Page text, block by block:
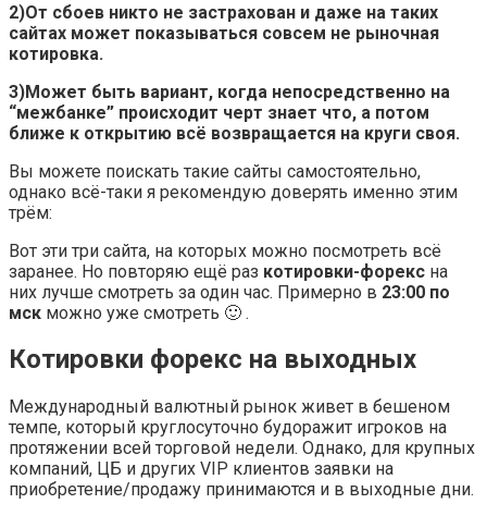
2)От сбоев никто не застрахован и даже на таких
сайтах может показываться совсем не рыночная
котировка.
3)Может быть вариант, когда непосредственно на
“межбанке” происходит черт знает что, а потом
ближе к открытию всё возвращается на круги своя.
Вы можете поискать такие сайты самостоятельно,
однако всё-таки я рекомендую доверять именно этим
трём:
Вот эти три сайта, на которых можно посмотреть всё
заранее. Но повторяю ещё раз котировки-форекс на
них лучше смотреть за один час. Примерно в 23:00 по
мск можно уже смотреть 🙂 .
Котировки форекс на выходных
Международный валютный рынок живет в бешеном
темпе, который круглосуточно будоражит игроков на
протяжении всей торговой недели. Однако, для крупных
компаний, ЦБ и других VIP клиентов заявки на
приобретение/продажу принимаются и в выходные дни.